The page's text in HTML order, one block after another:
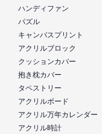
ハンディファン
パズル
キャンバスプリント
アクリルブロック
クッションカバー
抱き枕カバー
タペストリー
アクリルボード
アクリル万年カレンダー
アクリル時計